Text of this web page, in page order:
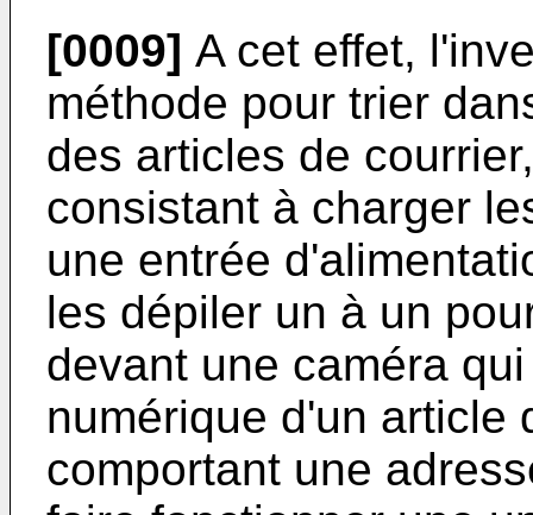
[0009] A cet effet,
méthode pour trier
des articles de
consistant à charger
une entrée
les dépiler un à un
devant une caméra
numérique d'un article
comportant une